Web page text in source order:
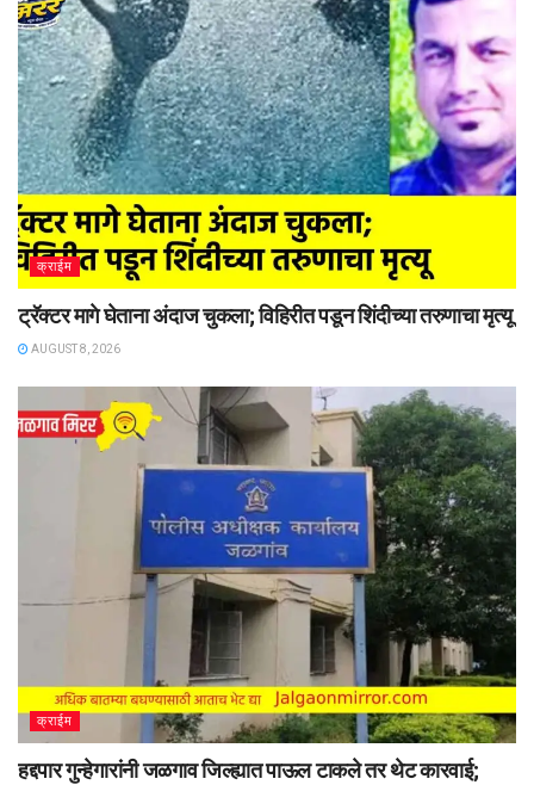
क्राईम
ट्रॅक्टर मागे घेताना अंदाज चुकला; विहिरीत पडून शिंदीच्या तरुणाचा मृत्यू
AUGUST 8, 2026
क्राईम
हद्दपार गुन्हेगारांनी जळगाव जिल्ह्यात पाऊल टाकले तर थेट कारवाई;